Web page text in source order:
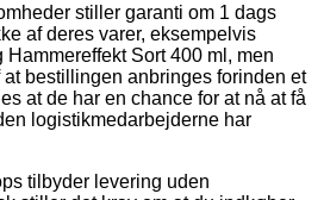
stiller garanti om 1 dags
af deres varer, eksempelvis
Sort 400 ml, men
bestillingen anbringes forinden et
at de har en chance for at nå at få
logistikmedarbejderne har
tilbyder levering uden